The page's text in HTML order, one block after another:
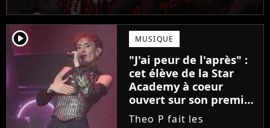
player2 MUSIQUE
"J'ai peur de l'après" :
cet élève de la Star
Academy à coeur
ouvert sur son premier
single intime
Theo P fait les